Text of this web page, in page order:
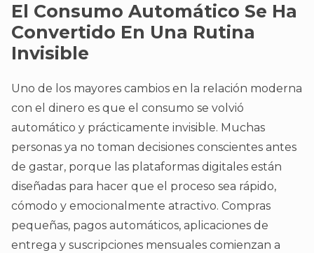
El Consumo Automático Se Ha
Convertido En Una Rutina
Invisible
Uno de los mayores cambios en la relación moderna
con el dinero es que el consumo se volvió
automático y prácticamente invisible. Muchas
personas ya no toman decisiones conscientes antes
de gastar, porque las plataformas digitales están
diseñadas para hacer que el proceso sea rápido,
cómodo y emocionalmente atractivo. Compras
pequeñas, pagos automáticos, aplicaciones de
entrega y suscripciones mensuales comienzan a